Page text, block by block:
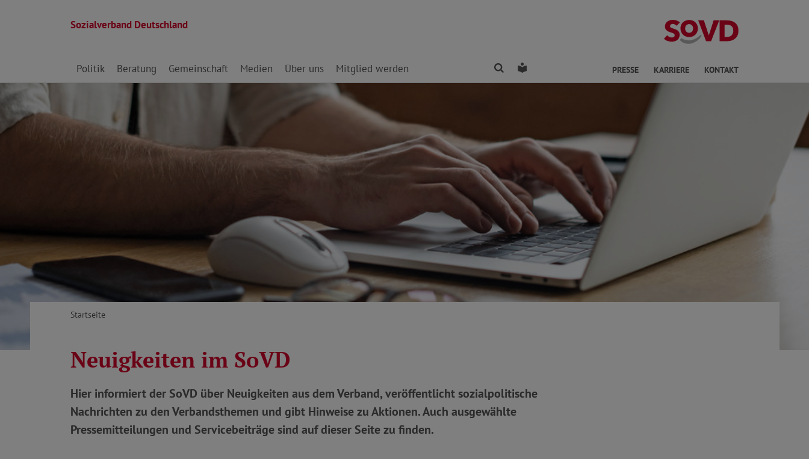
Sozialverband Deutschland
Direkt zu den Inhalten springen
Politik Beratung Gemeinschaft Medien Über uns Mitglied werden FindenLeichte Sprache PRESSE KARRIERE KONTAKT
Startseite
Neuigkeiten im SoVD
Hier informiert der SoVD über Neuigkeiten aus dem Verband, veröffentlicht sozialpolitische
Nachrichten zu den Verbandsthemen und gibt Hinweise zu Aktionen. Auch ausgewählte
Pressemitteilungen und Servicebeiträge sind auf dieser Seite zu finden.